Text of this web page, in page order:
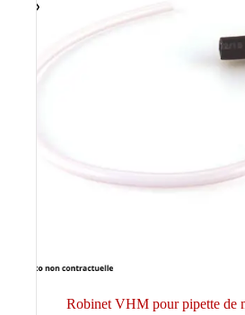
Robinet VHM pour pipette de